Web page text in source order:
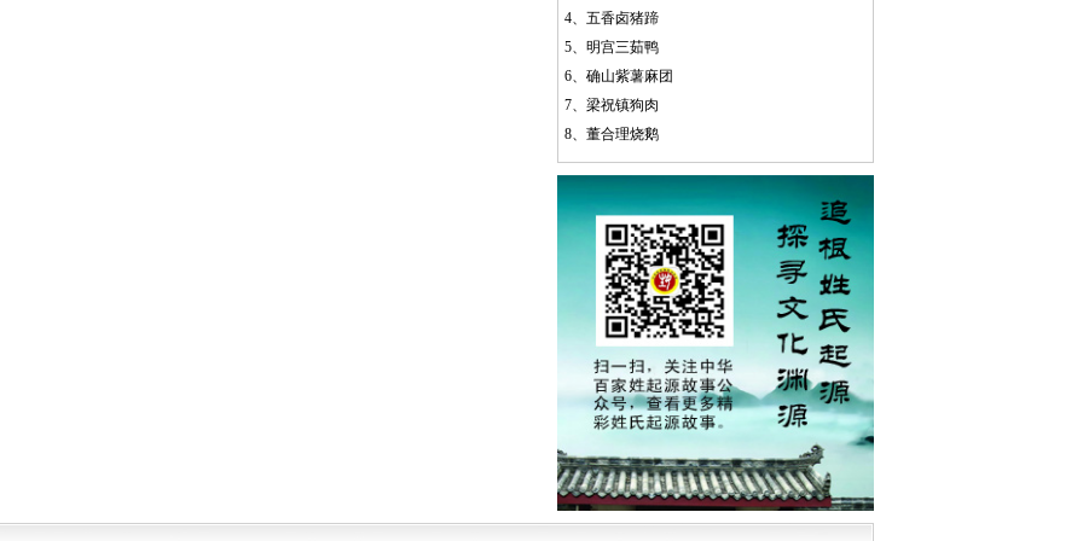
4、 五香卤猪蹄
5、 明宫三茹鸭
6、 确山紫薯麻团
7、 梁祝镇狗肉
8、 董合理烧鹅